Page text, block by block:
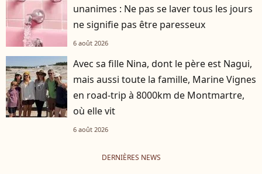
unanimes : Ne pas se laver tous les jours
ne signifie pas être paresseux
6 août 2026
Avec sa fille Nina, dont le père est Nagui,
mais aussi toute la famille, Marine Vignes
en road-trip à 8000km de Montmartre,
où elle vit
6 août 2026
DERNIÈRES NEWS